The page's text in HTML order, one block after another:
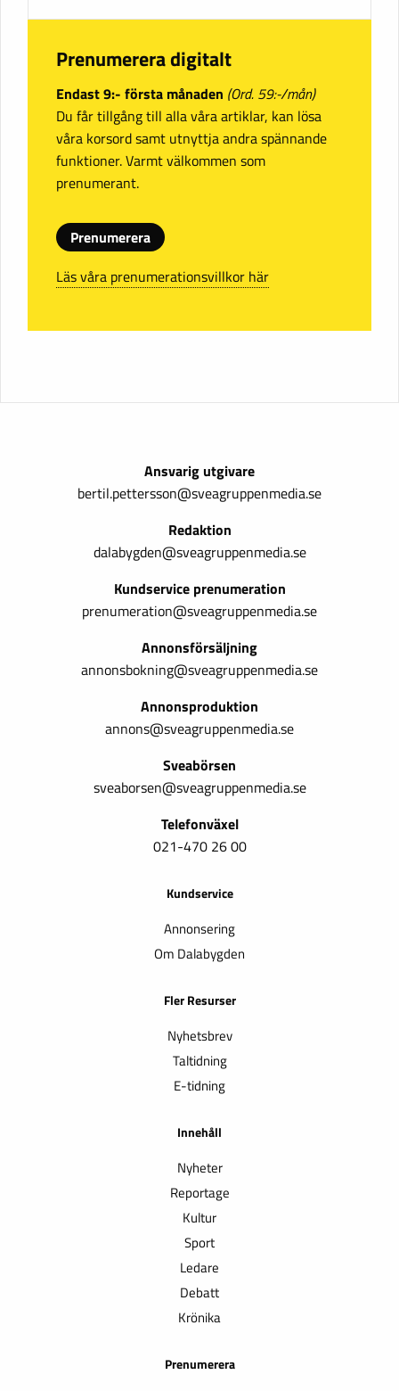
Prenumerera digitalt
Endast 9:- första månaden (Ord. 59:-/mån)
Du får tillgång till alla våra artiklar, kan lösa
våra korsord samt utnyttja andra spännande
funktioner. Varmt välkommen som
prenumerant.
Prenumerera
Läs våra prenumerationsvillkor här
Ansvarig utgivare
bertil.pettersson@sveagruppenmedia.se
Redaktion
dalabygden@sveagruppenmedia.se
Kundservice prenumeration
prenumeration@sveagruppenmedia.se
Annonsförsäljning
annonsbokning@sveagruppenmedia.se
Annonsproduktion
annons@sveagruppenmedia.se
Sveabörsen
sveaborsen@sveagruppenmedia.se
Telefonväxel
021-470 26 00
Kundservice
Annonsering
Om Dalabygden
Fler Resurser
Nyhetsbrev
Taltidning
E-tidning
Innehåll
Nyheter
Reportage
Kultur
Sport
Ledare
Debatt
Krönika
Prenumerera